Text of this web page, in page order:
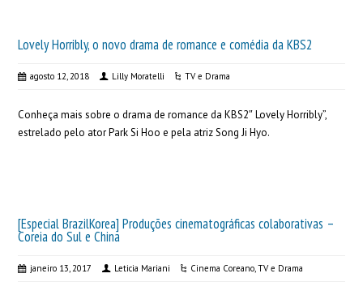
Lovely Horribly, o novo drama de romance e comédia da KBS2
agosto 12, 2018 Lilly Moratelli TV e Drama
Conheça mais sobre o drama de romance da KBS2″ Lovely Horribly”,
estrelado pelo ator Park Si Hoo e pela atriz Song Ji Hyo.
[Especial BrazilKorea] Produções cinematográficas colaborativas –
Coreia do Sul e China
janeiro 13, 2017 Leticia Mariani Cinema Coreano,TV e Drama